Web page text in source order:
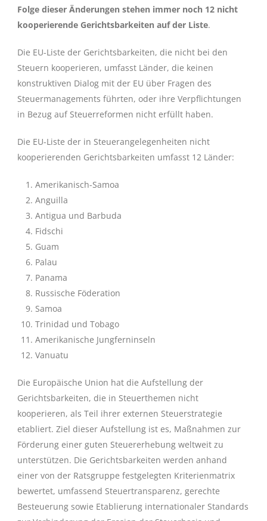
Folge dieser Änderungen stehen immer noch 12 nicht
kooperierende Gerichtsbarkeiten auf der Liste.
Die EU-Liste der Gerichtsbarkeiten, die nicht bei den
Steuern kooperieren, umfasst Länder, die keinen
konstruktiven Dialog mit der EU über Fragen des
Steuermanagements führten, oder ihre Verpflichtungen
in Bezug auf Steuerreformen nicht erfüllt haben.
Die EU-Liste der in Steuerangelegenheiten nicht
kooperierenden Gerichtsbarkeiten umfasst 12 Länder:
Amerikanisch-Samoa
Anguilla
Antigua und Barbuda
Fidschi
Guam
Palau
Panama
Russische Föderation
Samoa
Trinidad und Tobago
Amerikanische Jungferninseln
Vanuatu
Die Europäische Union hat die Aufstellung der
Gerichtsbarkeiten, die in Steuerthemen nicht
kooperieren, als Teil ihrer externen Steuerstrategie
etabliert. Ziel dieser Aufstellung ist es, Maßnahmen zur
Förderung einer guten Steuererhebung weltweit zu
unterstützen. Die Gerichtsbarkeiten werden anhand
einer von der Ratsgruppe festgelegten Kriterienmatrix
bewertet, umfassend Steuertransparenz, gerechte
Besteuerung sowie Etablierung internationaler Standards